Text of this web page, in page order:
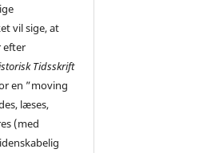
vil sige, at
efter
Tidsskrift
en ”moving
læses,
(med